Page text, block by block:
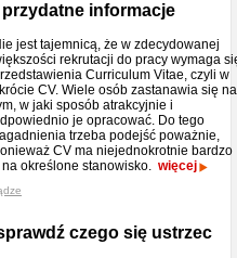
informacje
jest tajemnicą, że w zdecydowanej
rekrutacji do pracy wymaga
Curriculum Vitae, czyli w
CV. Wiele osób zastanawia się
w jaki sposób atrakcyjnie i
je opracować. Do tego
trzeba podejść poważnie,
CV ma niejednokrotnie bardzo
określone stanowisko. więcej
czego się ustrzec